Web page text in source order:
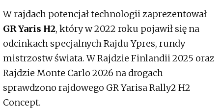
W rajdach potencjał technologii zaprezentował
GR Yaris H2, który w 2022 roku pojawił się na
odcinkach specjalnych Rajdu Ypres, rundy
mistrzostw świata. W Rajdzie Finlandii 2025 oraz
Rajdzie Monte Carlo 2026 na drogach
sprawdzono rajdowego GR Yarisa Rally2 H2
Concept.